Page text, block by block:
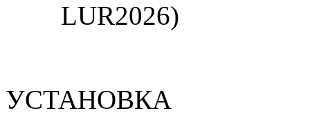
LUR2026)
УСТАНОВКА